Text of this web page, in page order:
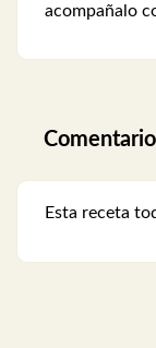
acompañalo
Esta receta